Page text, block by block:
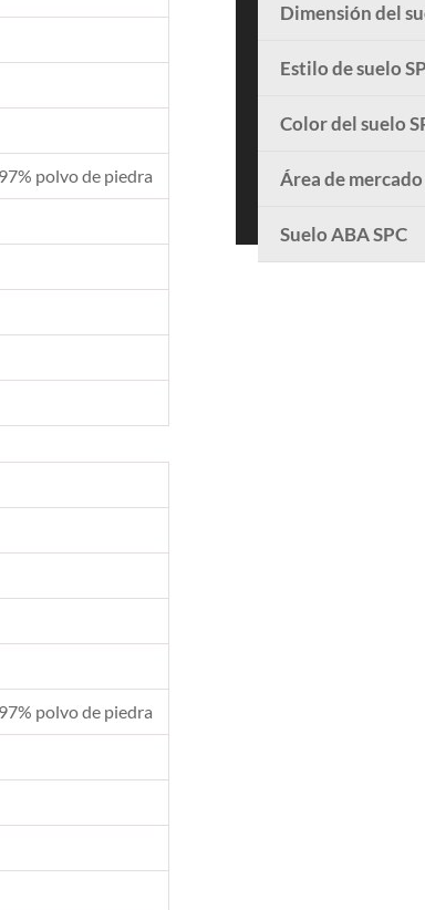
polvo de piedra
polvo de piedra
Dimensión del
Estilo de suelo
Color del suelo
Área de mercado
Suelo ABA SPC